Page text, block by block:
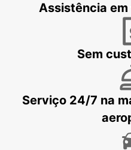
ROTA - SPAIN
AEROPORTO DE
Assistência
Sem
Serviço 24/7 na